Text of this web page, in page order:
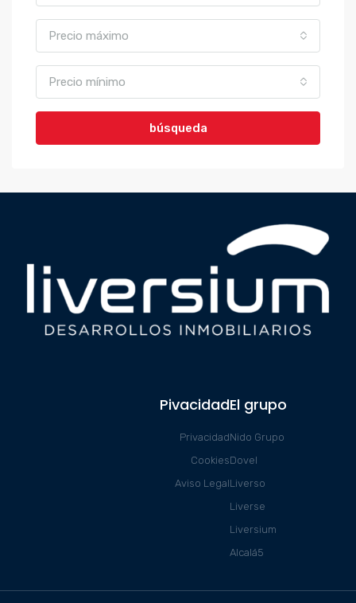
Precio máximo
Precio mínimo
búsqueda
Pivacidad
Privacidad
Cookies
Aviso Legal
El grupo
Nido Grupo
Dovel
Liverso
Liverse
Liversium
Alcalá5